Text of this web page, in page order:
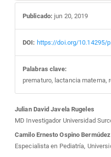
Publicado: jun 20, 2019
DOI: https://doi.org/10.14295/
Palabras clave:
prematuro, lactancia materna,
principal
Julian David Javela Rugeles
MD Investigador Universidad
Camilo Ernesto Ospino Bermúdez
Especialista en Pediatría,